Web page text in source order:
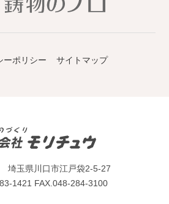
ーポリシー サイトマップ
埼玉県川口市江戸袋2-5-27
1421 FAX.048-284-3100